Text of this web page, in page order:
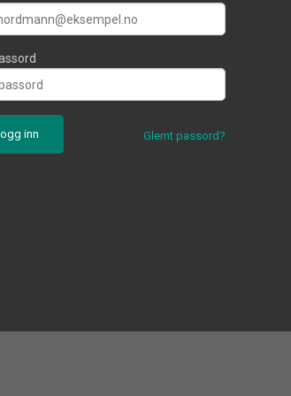
Glemt passord?